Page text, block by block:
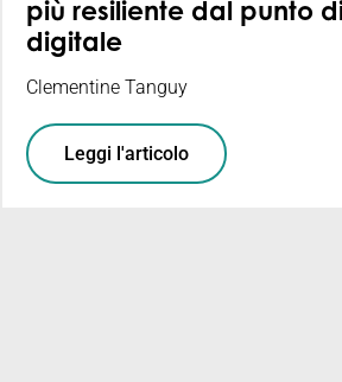
più resiliente dal punto
digitale
Clementine Tanguy
Leggi l'articolo